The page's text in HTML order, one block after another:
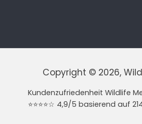
Copyright © 2026,
Kundenzufriedenheit Wildlife
⭐⭐⭐⭐☆ 4,9/5 basierend auf